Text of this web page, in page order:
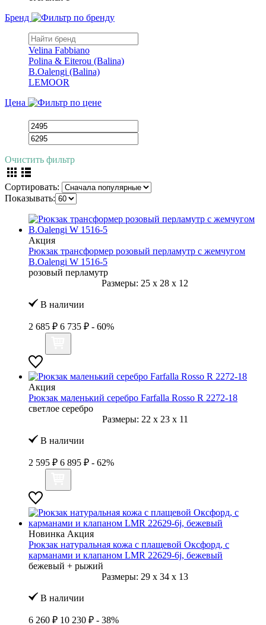
Бренд
Velina Fabbiano
Polina & Eiterou (Balina)
B.Oalengi (Balina)
LEMOOR
Цена
Очистить фильтр
Сортировать:
Показывать:
Акция
Рюкзак трансформер розовый перламутр с жемчугом
B.Oalengi W 1516-5
розовый перламутр
Размеры: 25 x 28 x 12
В наличии
2 685 ₽ 6 735 ₽ - 60%
Акция
Рюкзак маленький серебро Farfalla Rosso R 2272-18
светлое серебро
Размеры: 22 x 23 x 11
В наличии
2 595 ₽ 6 895 ₽ - 62%
Новинка Акция
Рюкзак натуральная кожа с плащевой Оксфорд, с
карманами и клапаном LMR 22629-6j, бежевый
бежевый + рыжий
Размеры: 29 x 34 x 13
В наличии
6 260 ₽ 10 230 ₽ - 38%